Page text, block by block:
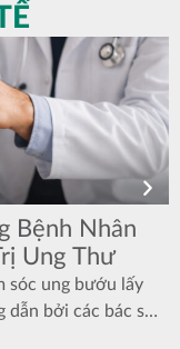
Bệnh Nhân
Ung Thư
sóc ung bướu lấy
dẫn bởi các bác sĩ